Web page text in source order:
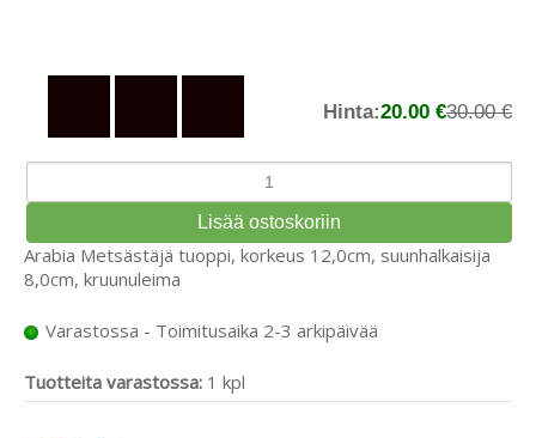
Hinta:20.00 €30.00 €
Arabia Metsästäjä tuoppi, korkeus 12,0cm, suunhalkaisija
8,0cm, kruunuleima
Varastossa - Toimitusaika 2-3 arkipäivää
Tuotteita varastossa: 1 kpl